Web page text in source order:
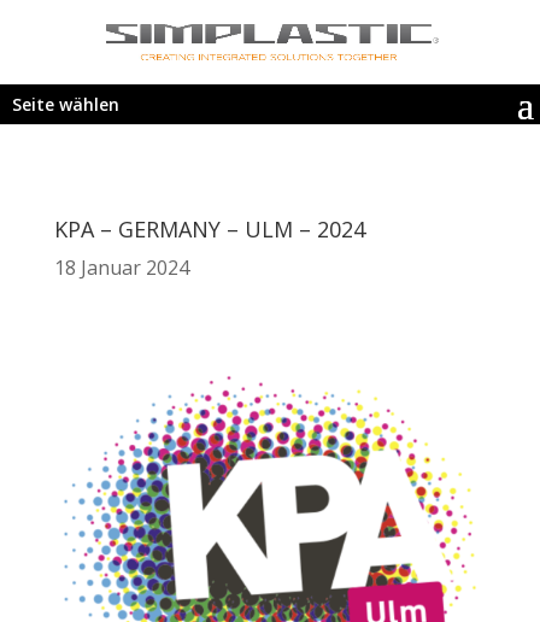
Seite wählen
KPA – GERMANY – ULM – 2024
18 Januar 2024